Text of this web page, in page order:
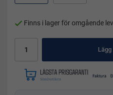
Finns i lager för omgående